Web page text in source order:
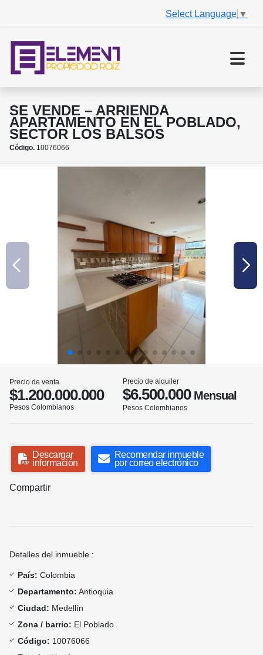
Select Language ▼
SE VENDE – ARRIENDA
APARTAMENTO EN EL POBLADO,
SECTOR LOS BALSOS
Código. 10076066
Precio de venta
$1.200.000.000
Pesos Colombianos
Precio de alquiler
$6.500.000Mensual
Pesos Colombianos
Descargar
información
Recomendar inmueble
por correo electrónico
Compartir
Detalles del inmueble :
País: Colombia
Departamento: Antioquia
Ciudad: Medellín
Zona / barrio: El Poblado
Código: 10076066